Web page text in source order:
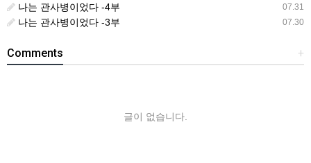
07.31
나는 관사병이었다 -4부
07.30
나는 관사병이었다 -3부
+
Comments
글이 없습니다.